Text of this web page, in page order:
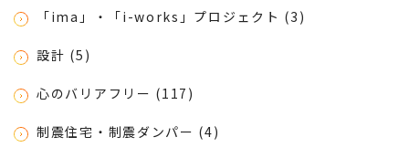
「ima」・「i-works」プロジェクト (3)
設計 (5)
心のバリアフリー (117)
制震住宅・制震ダンパー (4)